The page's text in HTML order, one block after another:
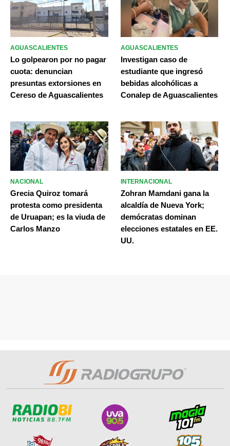
AGUASCALIENTES
Lo golpearon por no pagar
cuota: denuncian
presuntas extorsiones en
Cereso de Aguascalientes
AGUASCALIENTES
Investigan caso de
estudiante que ingresó
bebidas alcohólicas a
Conalep de Aguascalientes
NACIONAL
Grecia Quiroz tomará
protesta como presidenta
de Uruapan; es la viuda de
Carlos Manzo
INTERNACIONAL
Zohran Mamdani gana la
alcaldía de Nueva York;
demócratas dominan
elecciones estatales en EE.
UU.